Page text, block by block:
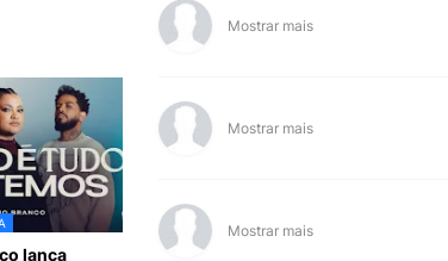
lança
Mostrar mais
Mostrar mais
Mostrar mais